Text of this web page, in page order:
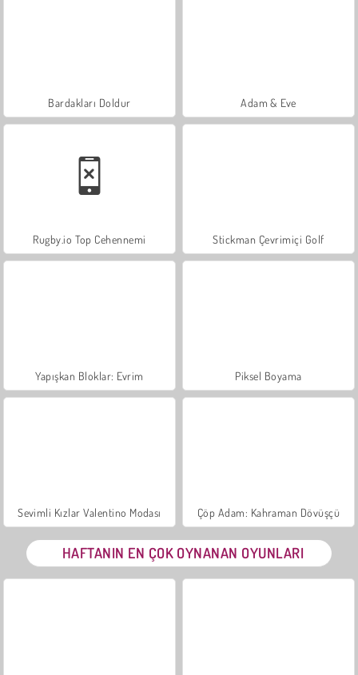
Bardakları Doldur Adam & Eve
Rugby.io Top Cehennemi Stickman Çevrimiçi Golf
Yapışkan Bloklar: Evrim Piksel Boyama
Sevimli Kızlar Valentino Modası Çöp Adam: Kahraman Dövüşçü
HAFTANIN EN ÇOK OYNANAN OYUNLARI